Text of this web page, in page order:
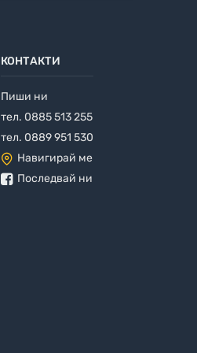
КОНТАКТИ
Пиши ни
тел. 0885 513 255
тел. 0889 951 530
Навигирай ме
Последвай ни